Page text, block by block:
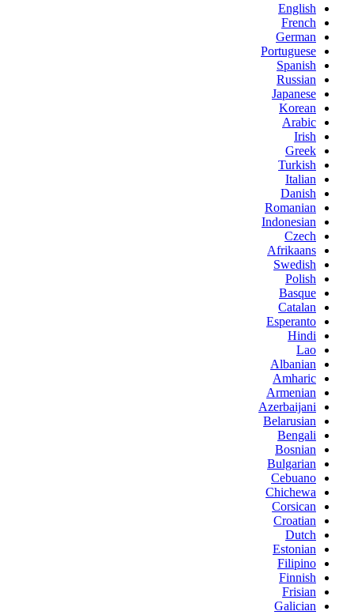
English
French
German
Portuguese
Spanish
Russian
Japanese
Korean
Arabic
Irish
Greek
Turkish
Italian
Danish
Romanian
Indonesian
Czech
Afrikaans
Swedish
Polish
Basque
Catalan
Esperanto
Hindi
Lao
Albanian
Amharic
Armenian
Azerbaijani
Belarusian
Bengali
Bosnian
Bulgarian
Cebuano
Chichewa
Corsican
Croatian
Dutch
Estonian
Filipino
Finnish
Frisian
Galician